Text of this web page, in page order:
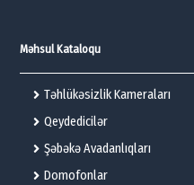
Məhsul Kataloqu
Təhlükəsizlik Kameraları
Qeydedicilər
Şəbəkə Avadanlıqları
Domofonlar